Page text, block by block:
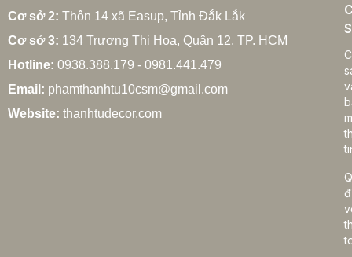
Cơ sở 2: Thôn 14 xã Easup, Tỉnh Đắk Lắk
Cơ sở 3: 134 Trương Thị Hoa, Quận 12, TP. HCM
Hotline: 0938.388.179 - 0981.441.479
Email: phamthanhtu10csm@gmail.com
Website: thanhtudecor.com